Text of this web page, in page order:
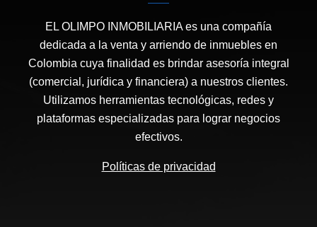
EL OLIMPO INMOBILIARIA es una compañía
dedicada a la venta y arriendo de inmuebles en
Colombia cuya finalidad es brindar asesoría integral
(comercial, jurídica y financiera) a nuestros clientes.
Utilizamos herramientas tecnológicas, redes y
plataformas especializadas para lograr negocios
efectivos.
Políticas de privacidad